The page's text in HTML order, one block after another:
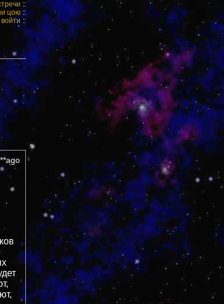
::
цою::
войти ::